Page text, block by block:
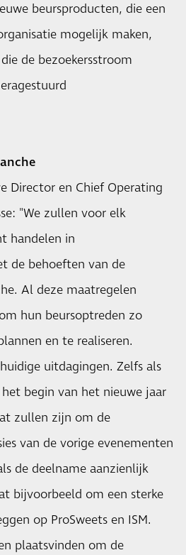
beursproducten, die een
mogelijk maken,
de bezoekersstroom
Director en Chief Operating
"We zullen voor elk
handelen in
de behoeften van de
Al deze maatregelen
hun beursoptreden zo
en te realiseren.
uitdagingen. Zelfs als
begin van het nieuwe jaar
zullen zijn om de
van de vorige evenementen
de deelname aanzienlijk
bijvoorbeeld om een ​​sterke
op ProSweets en ISM.
plaatsvinden om de